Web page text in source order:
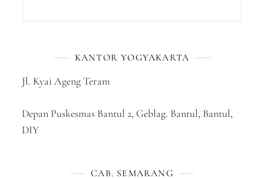
KANTOR YOGYAKARTA
Jl. Kyai Ageng Teram
Depan Puskesmas Bantul 2, Geblag. Bantul, Bantul,
DIY
CAB. SEMARANG